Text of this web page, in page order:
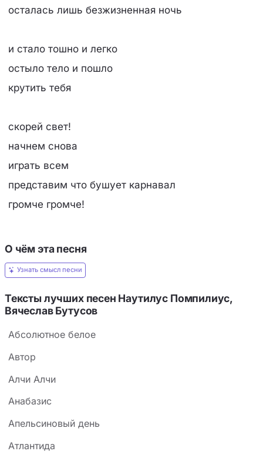
осталась лишь безжизненная ночь
и стало тошно и легко
остыло тело и пошло
крутить тебя
скорей свет!
начнем снова
играть всем
представим что бушует карнавал
громче громче!
О чём эта песня
Узнать смысл песни
Тексты лучших песен Наутилус Помпилиус,
Вячеслав Бутусов
Абсолютное белое
Автор
Алчи Алчи
Анабазис
Апельсиновый день
Атлантида